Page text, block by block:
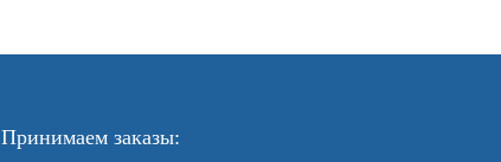
Принимаем заказы: